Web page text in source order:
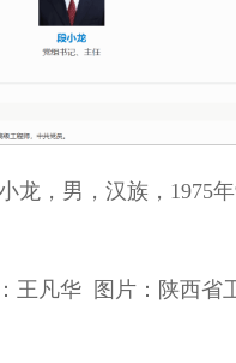
龙，男，汉族，1975
：王凡华 图片：陕西省